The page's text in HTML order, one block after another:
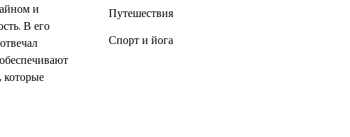
и
В его
которые
Путешествия
Спорт и йога